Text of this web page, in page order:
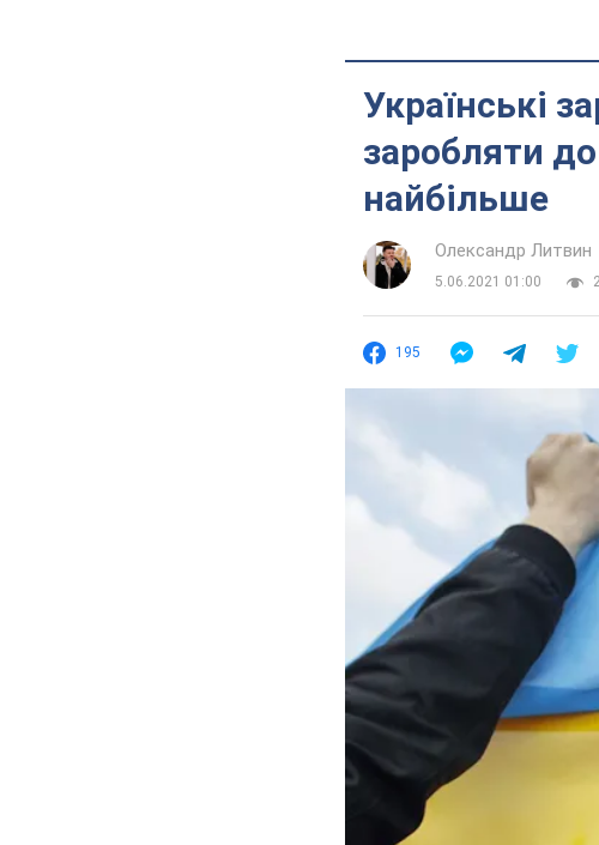
Українські
заробляти
найбільше
Олександр Литвин
5.06.2021 01:00
195